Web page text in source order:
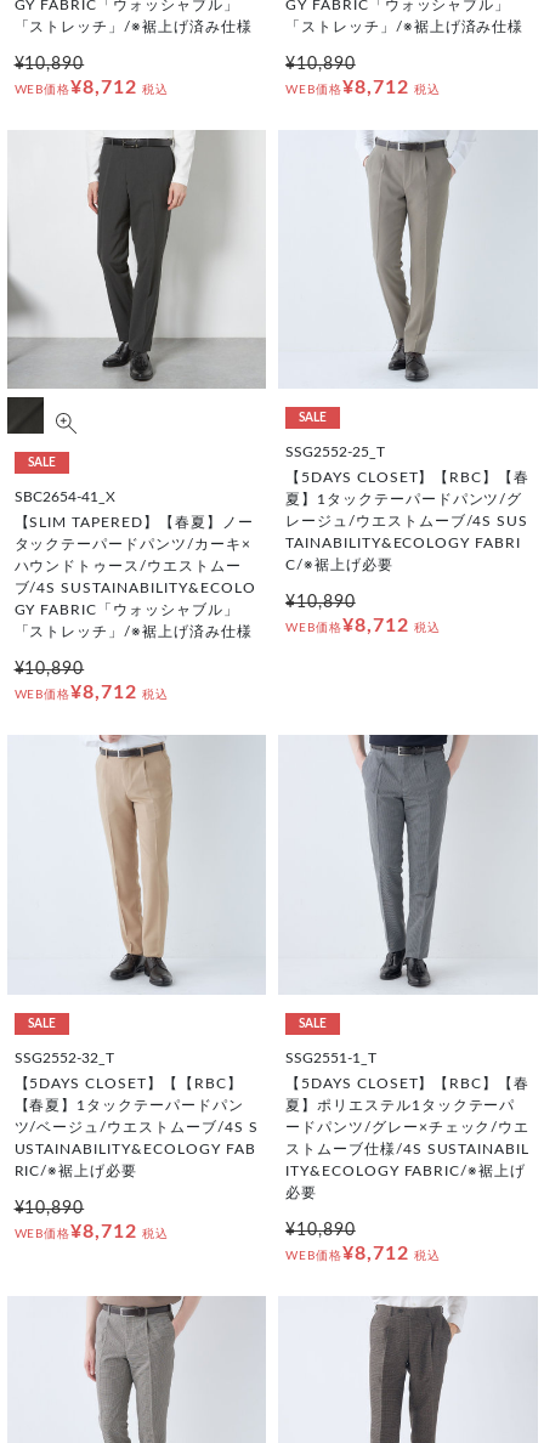
GY FABRIC「ウォッシャブル」
「ストレッチ」/※裾上げ済み仕様
¥10,890
WEB価格¥8,712 税込
GY FABRIC「ウォッシャブル」
「ストレッチ」/※裾上げ済み仕様
¥10,890
WEB価格¥8,712 税込
SALE
SBC2654-41_X
【SLIM TAPERED】【春夏】ノー
タックテーパードパンツ/カーキ×
ハウンドトゥース/ウエストムー
ブ/4S SUSTAINABILITY&ECOLO
GY FABRIC「ウォッシャブル」
「ストレッチ」/※裾上げ済み仕様
¥10,890
WEB価格¥8,712 税込
SALE
SSG2552-25_T
【5DAYS CLOSET】【RBC】【春
夏】1タックテーパードパンツ/グ
レージュ/ウエストムーブ/4S SUS
TAINABILITY&ECOLOGY FABRI
C/※裾上げ必要
¥10,890
WEB価格¥8,712 税込
SALE
SSG2552-32_T
【5DAYS CLOSET】【【RBC】
【春夏】1タックテーパードパン
ツ/ベージュ/ウエストムーブ/4S S
USTAINABILITY&ECOLOGY FAB
RIC/※裾上げ必要
¥10,890
WEB価格¥8,712 税込
SALE
SSG2551-1_T
【5DAYS CLOSET】【RBC】【春
夏】ポリエステル1タックテーパ
ードパンツ/グレー×チェック/ウエ
ストムーブ仕様/4S SUSTAINABIL
ITY&ECOLOGY FABRIC/※裾上げ
必要
¥10,890
WEB価格¥8,712 税込